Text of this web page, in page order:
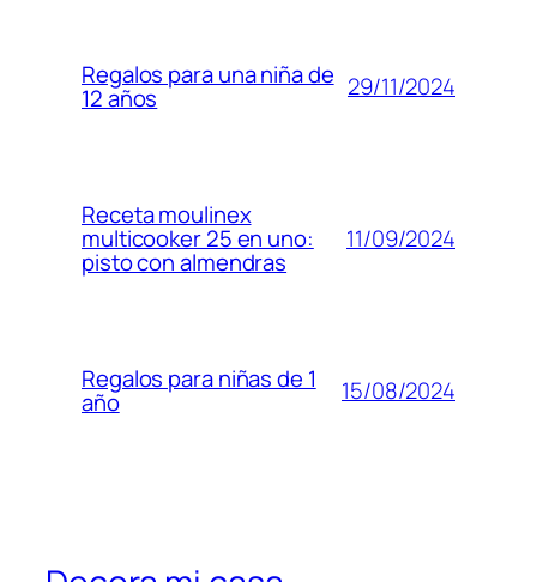
Regalos para una niña de
12 años 29/11/2024
Receta moulinex
multicooker 25 en uno:
pisto con almendras
11/09/2024
Regalos para niñas de 1
año 15/08/2024